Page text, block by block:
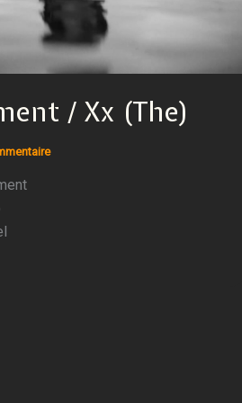
/ Xx (The)